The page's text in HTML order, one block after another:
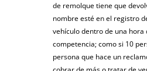
de remolque tiene que
nombre esté en el registro
vehículo dentro de una
competencia; como si 10
persona que hace un